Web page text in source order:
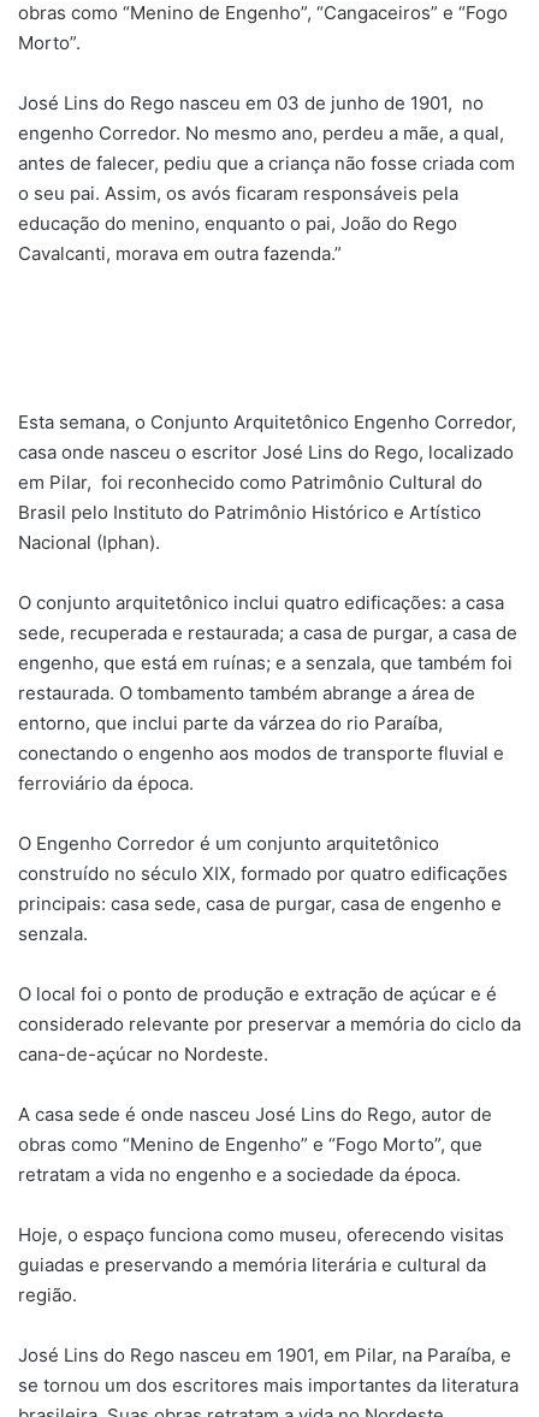
obras como “Menino de Engenho”, “Cangaceiros” e “Fogo
Morto”.
José Lins do Rego nasceu em 03 de junho de 1901, no
engenho Corredor. No mesmo ano, perdeu a mãe, a qual,
antes de falecer, pediu que a criança não fosse criada com
o seu pai. Assim, os avós ficaram responsáveis pela
educação do menino, enquanto o pai, João do Rego
Cavalcanti, morava em outra fazenda.”
Esta semana, o Conjunto Arquitetônico Engenho Corredor,
casa onde nasceu o escritor José Lins do Rego, localizado
em Pilar, foi reconhecido como Patrimônio Cultural do
Brasil pelo Instituto do Patrimônio Histórico e Artístico
Nacional (Iphan).
O conjunto arquitetônico inclui quatro edificações: a casa
sede, recuperada e restaurada; a casa de purgar, a casa de
engenho, que está em ruínas; e a senzala, que também foi
restaurada. O tombamento também abrange a área de
entorno, que inclui parte da várzea do rio Paraíba,
conectando o engenho aos modos de transporte fluvial e
ferroviário da época.
O Engenho Corredor é um conjunto arquitetônico
construído no século XIX, formado por quatro edificações
principais: casa sede, casa de purgar, casa de engenho e
senzala.
O local foi o ponto de produção e extração de açúcar e é
considerado relevante por preservar a memória do ciclo da
cana-de-açúcar no Nordeste.
A casa sede é onde nasceu José Lins do Rego, autor de
obras como “Menino de Engenho” e “Fogo Morto”, que
retratam a vida no engenho e a sociedade da época.
Hoje, o espaço funciona como museu, oferecendo visitas
guiadas e preservando a memória literária e cultural da
região.
José Lins do Rego nasceu em 1901, em Pilar, na Paraíba, e
se tornou um dos escritores mais importantes da literatura